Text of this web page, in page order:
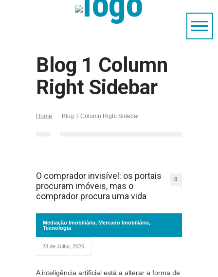
Blog 1 Column
Right Sidebar
Home Blog 1 Column Right Sidebar
O comprador invisível: os portais
procuram imóveis, mas o
comprador procura uma vida
0
Mediação Imobiliária, Mercado Imobiliário,
Tecnologia
28 de Julho, 2026
A inteligência artificial está a alterar a forma de